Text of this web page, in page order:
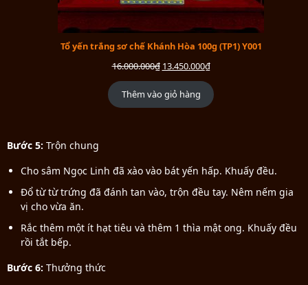
Tổ yến trắng sơ chế Khánh Hòa 100g (TP1) Y001
16.000.000₫ 13.450.000₫
Thêm vào giỏ hàng
Bước 5: Trộn chung
Cho sâm Ngọc Linh đã xào vào bát yến hấp. Khuấy đều.
Đổ từ từ trứng đã đánh tan vào, trộn đều tay. Nêm nếm gia
vị cho vừa ăn.
Rắc thêm một ít hạt tiêu và thêm 1 thìa mật ong. Khuấy đều
rồi tắt bếp.
Bước 6: Thưởng thức